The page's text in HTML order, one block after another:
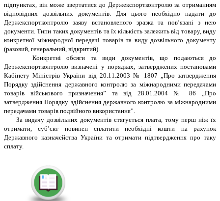
підпунктах, він може звертатися до Держекспортконтролю за отриманням
відповідних дозвільних документів. Для цього необхідно надати до
Держекспортконтролю заяву встановленого зразка та пов’язані з нею
документи. Типи таких документів та їх кількість залежить від товару, виду
конкретної міжнародної передачі товарів та виду дозвільного документу
(разовий, генеральний, відкритий).
Конкретні обсяги та види документів, що подаються до
Держекспортконтролю визначені у порядках, затверджених постановами
Кабінету Міністрів України від 20.11.2003 № 1807 „Про затвердження
Порядку здійснення державного контролю за міжнародними передачами
товарів військового призначення” та від 28.01.2004 № 86 „Про
затвердження Порядку здійснення державного контролю за міжнародними
передачами товарів подвійного використання”.
За видачу дозвільних документів стягується плата, тому перш ніж їх
отримати, суб’єкт повинен сплатити необхідні кошти на рахунок
Державного казначейства України та отримати підтвердження про таку
сплату.